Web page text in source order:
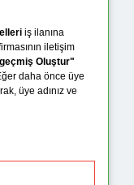
iş ilanına
iletişim
Oluştur"
daha önce üye
üye adınız ve